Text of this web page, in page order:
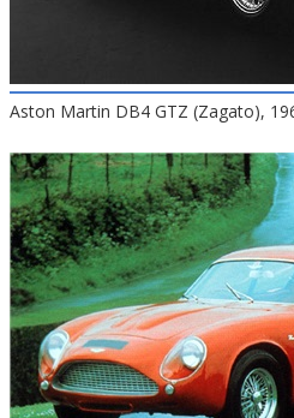
Aston Martin DB4 GTZ (Zagato),